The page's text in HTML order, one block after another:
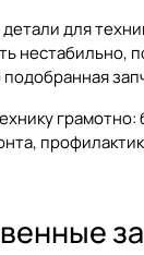
для
нестабильно,